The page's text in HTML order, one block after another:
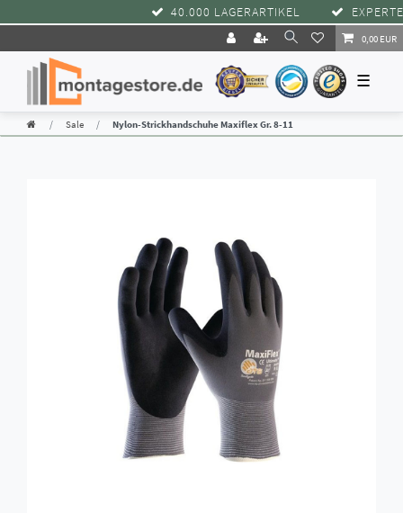
40.000 LAGERARTIKEL
0,00 EUR
☰
Sale Nylon-Strickhandschuhe Maxiflex Gr. 8-11